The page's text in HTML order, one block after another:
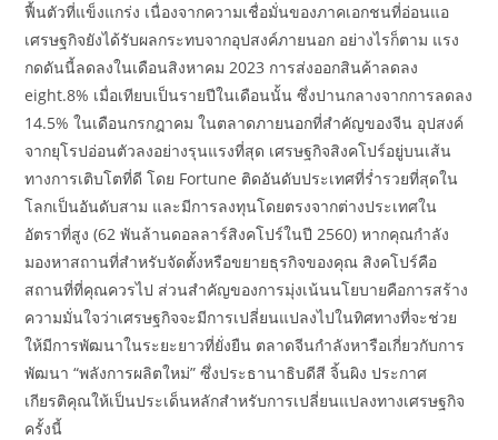
ฟื้นตัวที่แข็งแกร่ง เนื่องจากความเชื่อมั่นของภาคเอกชนที่อ่อนแอ
เศรษฐกิจยังได้รับผลกระทบจากอุปสงค์ภายนอก อย่างไรก็ตาม แรง
กดดันนี้ลดลงในเดือนสิงหาคม 2023 การส่งออกสินค้าลดลง
eight.8% เมื่อเทียบเป็นรายปีในเดือนนั้น ซึ่งปานกลางจากการลดลง
14.5% ในเดือนกรกฎาคม ในตลาดภายนอกที่สำคัญของจีน อุปสงค์
จากยุโรปอ่อนตัวลงอย่างรุนแรงที่สุด เศรษฐกิจสิงคโปร์อยู่บนเส้น
ทางการเติบโตที่ดี โดย Fortune ติดอันดับประเทศที่ร่ำรวยที่สุดใน
โลกเป็นอันดับสาม และมีการลงทุนโดยตรงจากต่างประเทศใน
อัตราที่สูง (62 พันล้านดอลลาร์สิงคโปร์ในปี 2560) หากคุณกำลัง
มองหาสถานที่สำหรับจัดตั้งหรือขยายธุรกิจของคุณ สิงคโปร์คือ
สถานที่ที่คุณควรไป ส่วนสำคัญของการมุ่งเน้นนโยบายคือการสร้าง
ความมั่นใจว่าเศรษฐกิจจะมีการเปลี่ยนแปลงไปในทิศทางที่จะช่วย
ให้มีการพัฒนาในระยะยาวที่ยั่งยืน ตลาดจีนกำลังหารือเกี่ยวกับการ
พัฒนา “พลังการผลิตใหม่” ซึ่งประธานาธิบดีสี จิ้นผิง ประกาศ
เกียรติคุณให้เป็นประเด็นหลักสำหรับการเปลี่ยนแปลงทางเศรษฐกิจ
ครั้งนี้